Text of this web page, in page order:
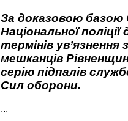
За доказовою
Національної
термінів ув’язнення
мешканців
серію підпалів
Сил оборони.
...